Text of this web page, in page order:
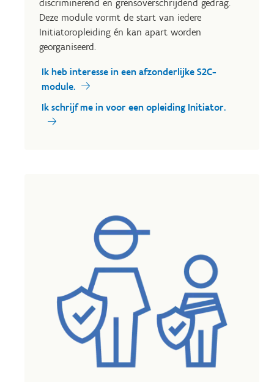
discriminerend en grensoverschrijdend gedrag.
Deze module vormt de start van iedere
Initiatoropleiding én kan apart worden
georganiseerd.
Ik heb interesse in een afzonderlijke S2C-
module.
Ik schrijf me in voor een opleiding Initiator.